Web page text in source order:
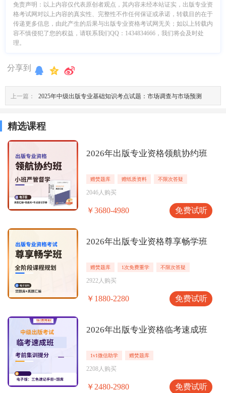
免责声明： 以上内容仅代表原创者观点，其内容未经本站证实，出版专业资
格考试网对以上内容的真实性、完整性不作任何保证或承诺，转载目的在于
传递更多信息，由此产生的后果与出版专业资格考试网无关；如以上转载内
容不慎侵犯了您的权益，请联系我们QQ：1434834666，我们将会及时处
理。
分享到
上一篇： 2025年中级出版专业基础知识考点试题：市场调查与市场预测
精选课程
2026年出版专业资格领航协约班
赠焚题库 赠纸质资料 不限次答疑
2046人购买
￥3680-4980 免费试听
2026年出版专业资格尊享畅学班
赠焚题库 1次免费重学 不限次答疑
2922人购买
￥1880-2280 免费试听
2026年出版专业资格临考速成班
1v1微信助学 赠焚题库
2208人购买
￥2480-2980 免费试听